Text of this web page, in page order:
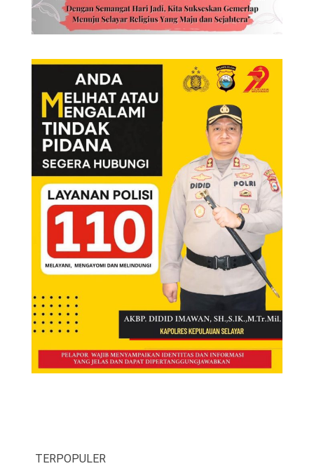
TERPOPULER